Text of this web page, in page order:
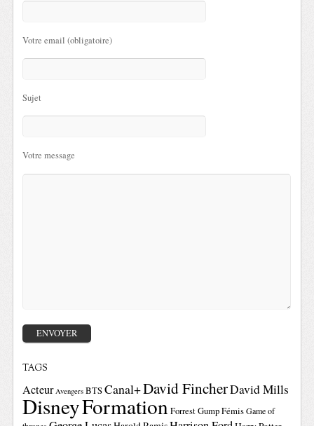
Votre email (obligatoire)
Sujet
Votre message
TAGS
Acteur Avengers BTSCanal+David FincherDavid Mills
DisneyFormation Forrest GumpFémis Game of